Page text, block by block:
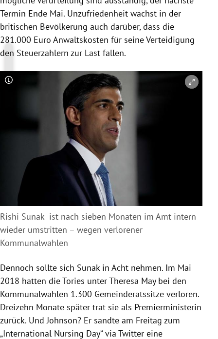
Termin Ende Mai. Unzufriedenheit wächst in der
britischen Bevölkerung auch darüber, dass die
281.000 Euro Anwaltskosten für seine Verteidigung
den Steuerzahlern zur Last fallen.
Copyright-Hinweis öffnen/schließen
Rishi Sunak ist nach sieben Monaten im Amt intern
wieder umstritten – wegen verlorener
Kommunalwahlen
Dennoch sollte sich Sunak in Acht nehmen. Im Mai
2018 hatten die Tories unter Theresa May bei den
Kommunalwahlen 1.300 Gemeinderatssitze verloren.
Dreizehn Monate später trat sie als Premierministerin
zurück. Und Johnson? Er sandte am Freitag zum
„International Nursing Day“ via Twitter eine